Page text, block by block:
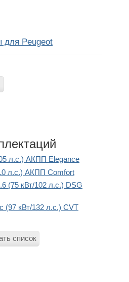
для Peugeot
л.с.) АКПП Elegance
л.с.) АКПП Comfort
(75 кВт/102 л.с.) DSG
(97 кВт/132 л.с.) CVT
список